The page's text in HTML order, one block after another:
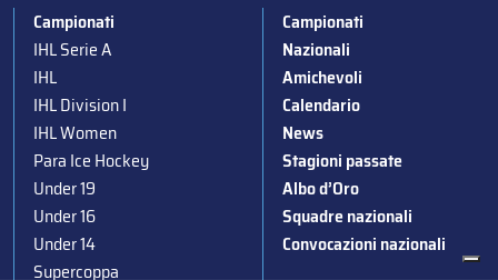
Campionati
IHL Serie A
IHL
IHL Division I
IHL Women
Para Ice Hockey
Under 19
Under 16
Under 14
Supercoppa
Campionati
Nazionali
Amichevoli
Calendario
News
Stagioni passate
Albo d’Oro
Squadre nazionali
Convocazioni nazionali